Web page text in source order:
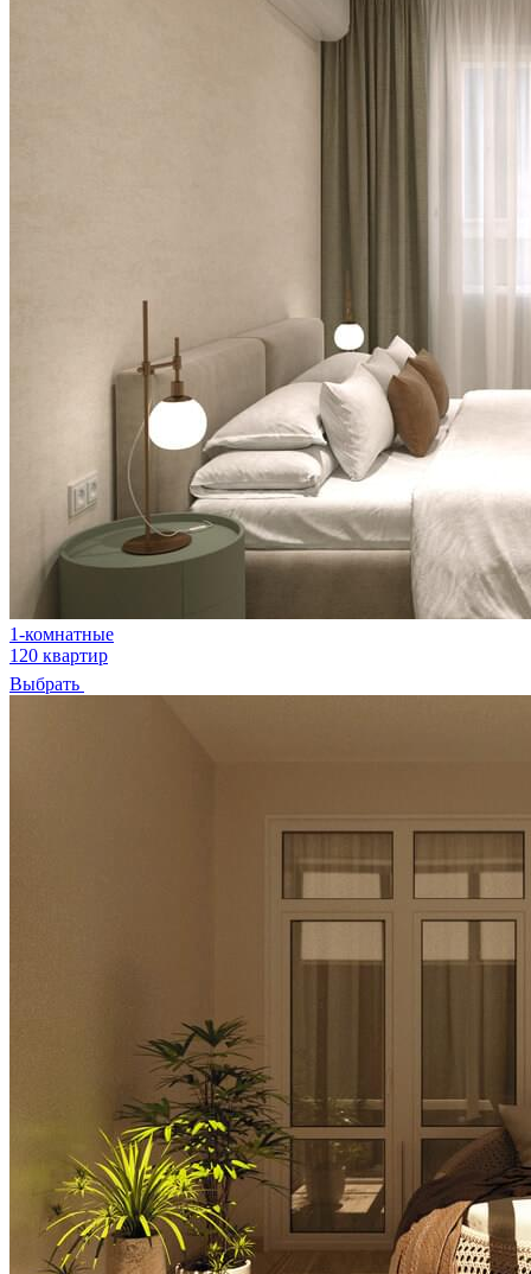
1-комнатные
120 квартир
Выбрать